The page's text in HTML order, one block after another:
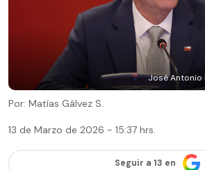
José Antonio
Por: Matías Gálvez S.
13 de Marzo de 2026 - 15:37 hrs.
Seguir a 13 en